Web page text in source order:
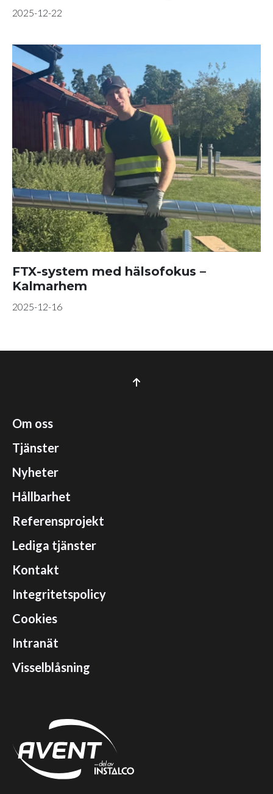
2025-12-22
FTX-system med hälsofokus –
Kalmarhem
2025-12-16
Om oss
Tjänster
Nyheter
Hållbarhet
Referensprojekt
Lediga tjänster
Kontakt
Integritetspolicy
Cookies
Intranät
Visselblåsning